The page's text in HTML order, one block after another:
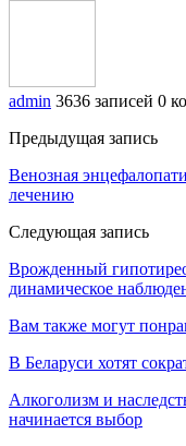
admin 3636 записей 0
Предыдущая запись
Венозная
лечению
Следующая запись
Врожденный
динамическое
Вам также могут
В Беларуси хотят
Алкоголизм и
начинается выбор